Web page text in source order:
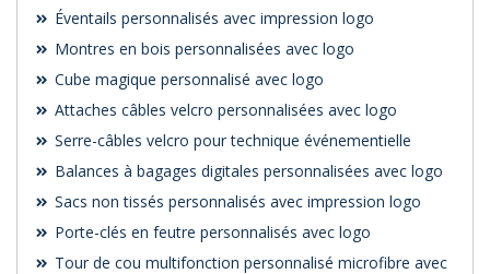
Éventails personnalisés avec impression logo
Montres en bois personnalisées avec logo
Cube magique personnalisé avec logo
Attaches câbles velcro personnalisées avec logo
Serre-câbles velcro pour technique événementielle
Balances à bagages digitales personnalisées avec logo
Sacs non tissés personnalisés avec impression logo
Porte-clés en feutre personnalisés avec logo
Tour de cou multifonction personnalisé microfibre avec